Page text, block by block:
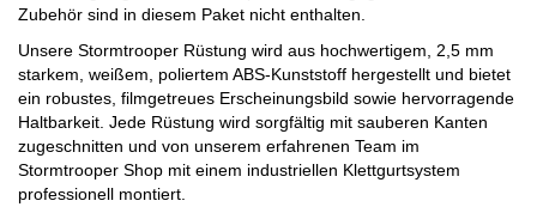
Zubehör sind in diesem Paket nicht enthalten.
Unsere Stormtrooper Rüstung wird aus hochwertigem, 2,5 mm
starkem, weißem, poliertem ABS-Kunststoff hergestellt und bietet
ein robustes, filmgetreues Erscheinungsbild sowie hervorragende
Haltbarkeit. Jede Rüstung wird sorgfältig mit sauberen Kanten
zugeschnitten und von unserem erfahrenen Team im
Stormtrooper Shop mit einem industriellen Klettgurtsystem
professionell montiert.